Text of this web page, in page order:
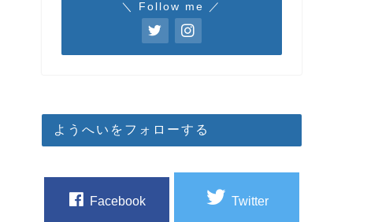
＼ Follow me ／
ようへいをフォローする
Facebook Twitter